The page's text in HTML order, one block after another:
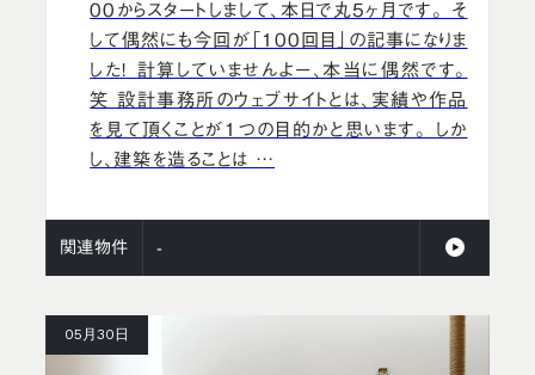
00からスタートしまして、本日で丸5ヶ月です。 そ
して偶然にも今回が「100回目」の記事になりま
した！ 計算していませんよー、本当に偶然です。
笑 設計事務所のウェブサイトとは、実績や作品
を見て頂くことが1つの目的かと思います。 しか
し、建築を造ることは …
関連物件 -
05月30日